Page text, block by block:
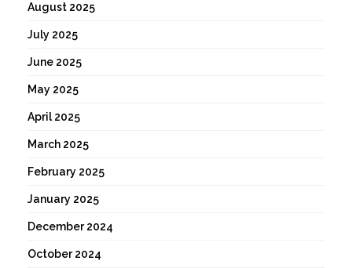
August 2025
July 2025
June 2025
May 2025
April 2025
March 2025
February 2025
January 2025
December 2024
October 2024